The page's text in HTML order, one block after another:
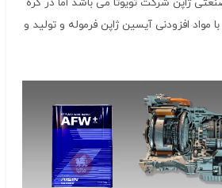
افزودنی آیسین ژاپن فرموله و تولید و